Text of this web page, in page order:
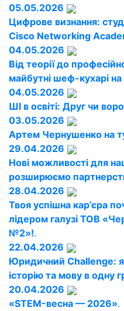
05.05.2026
Цифрове визнання:
Cisco Networking
04.05.2026
Від теорії до
майбутні шеф-кухарі на
04.05.2026
ШІ в освіті: Друг чи
03.05.2026
Артем Чернушенко на
29.04.2026
Нові можливості для
розширюємо
28.04.2026
Твоя успішна кар’єра
лідером галузі ТОВ
№2»!.
22.04.2026
Юридичний Challenge:
історію та мову в одну
20.04.2026
«STEM-весна — 2026».